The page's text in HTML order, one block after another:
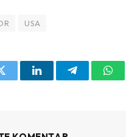
USA
Twitter LinkedInTelegram